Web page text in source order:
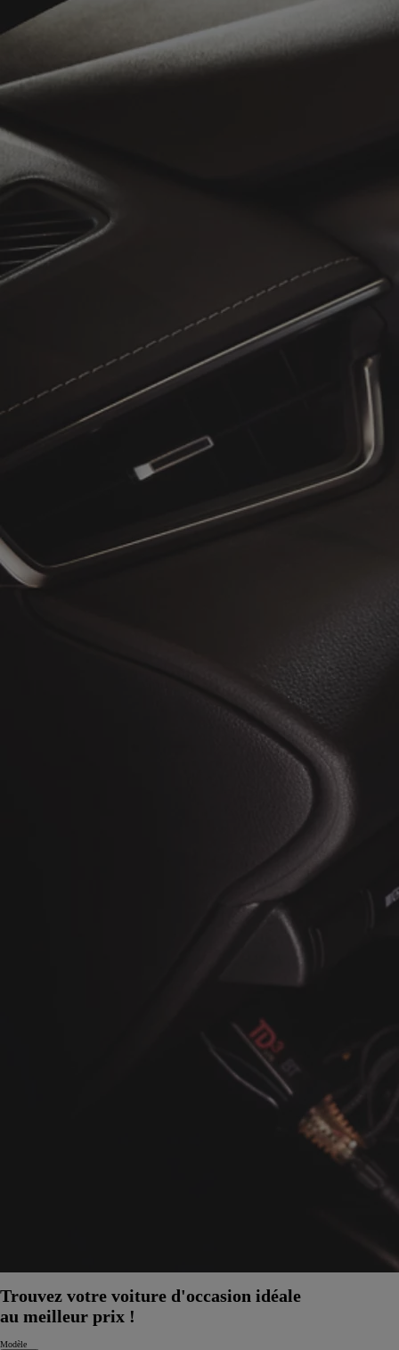
Trouvez votre voiture d'occasion idéale
au meilleur prix !
Modèle